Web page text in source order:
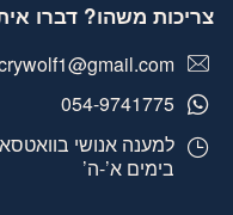
צריכות משהו? דברו
054-9741775
למענה אנושי
בימים א’-ה’